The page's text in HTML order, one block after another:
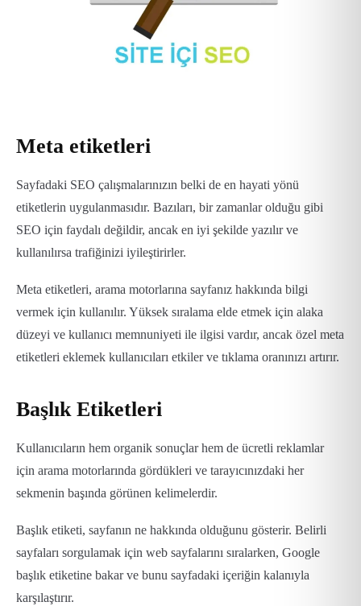
Meta etiketleri
Sayfadaki SEO çalışmalarınızın belki de en hayati yönü
etiketlerin uygulanmasıdır. Bazıları, bir zamanlar olduğu gibi
SEO için faydalı değildir, ancak en iyi şekilde yazılır ve
kullanılırsa trafiğinizi iyileştirirler.
Meta etiketleri, arama motorlarına sayfanız hakkında bilgi
vermek için kullanılır. Yüksek sıralama elde etmek için alaka
düzeyi ve kullanıcı memnuniyeti ile ilgisi vardır, ancak özel meta
etiketleri eklemek kullanıcıları etkiler ve tıklama oranınızı artırır.
Başlık Etiketleri
Kullanıcıların hem organik sonuçlar hem de ücretli reklamlar
için arama motorlarında gördükleri ve tarayıcınızdaki her
sekmenin başında görünen kelimelerdir.
Başlık etiketi, sayfanın ne hakkında olduğunu gösterir. Belirli
sayfaları sorgulamak için web sayfalarını sıralarken, Google
başlık etiketine bakar ve bunu sayfadaki içeriğin kalanıyla
karşılaştırır.